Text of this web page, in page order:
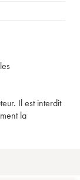
Il est interdit
la